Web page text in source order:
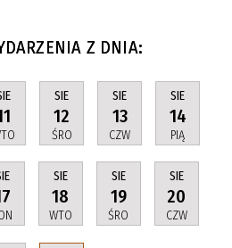
Z DNIA:
SIE
12
ŚRO
SIE
13
CZW
SIE
14
PIĄ
SIE
18
WTO
SIE
19
ŚRO
SIE
20
CZW